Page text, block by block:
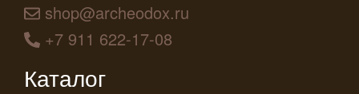
shop@archeodox.ru
+7 911 622-17-08
Каталог